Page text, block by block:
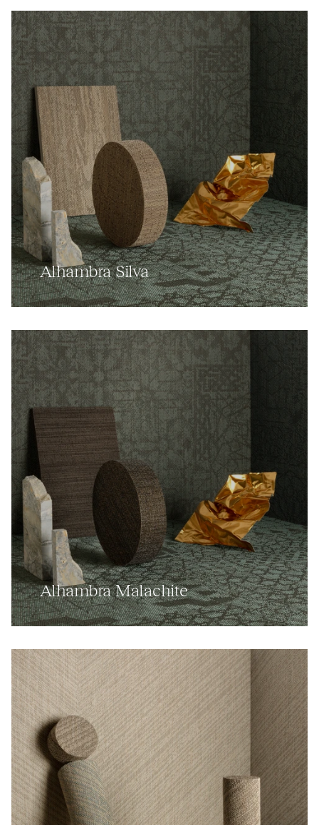
Alhambra Silva
Alhambra Malachite